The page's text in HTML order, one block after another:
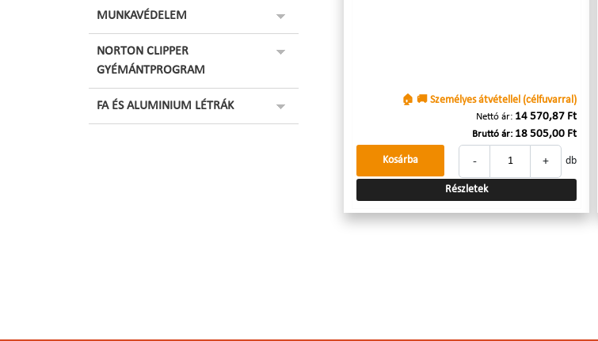
MUNKAVÉDELEM
NORTON CLIPPER
GYÉMÁNTPROGRAM
FA ÉS ALUMINIUM LÉTRÁK
🏠 🚚 Személyes átvétellel (célfuvarral)
Nettó ár: 14 570,87 Ft
Bruttó ár: 18 505,00 Ft
- + db
Kosárba
Részletek